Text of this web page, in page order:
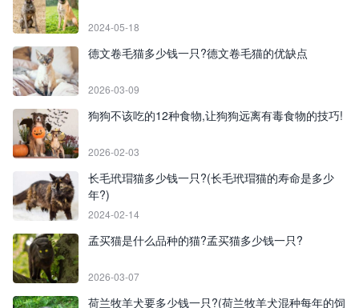
2024-05-18
德文卷毛猫多少钱一只?德文卷毛猫的优缺点
2026-03-09
狗狗不该吃的12种食物,让狗狗远离有毒食物的技巧!
2026-02-03
长毛玳瑁猫多少钱一只?(长毛玳瑁猫的寿命是多少
年?)
2024-02-14
孟买猫是什么品种的猫?孟买猫多少钱一只?
2026-03-07
荷兰牧羊犬要多少钱一只?(荷兰牧羊犬混种每年的饲